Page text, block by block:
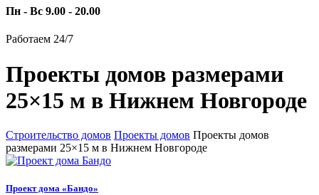
Пн - Вс 9.00 - 20.00
Работаем 24/7
Проекты домов размерами
25×15 м в Нижнем Новгороде
Строительство домов Проекты домов Проекты домов
размерами 25×15 м в Нижнем Новгороде
Проект дома «Бандо»